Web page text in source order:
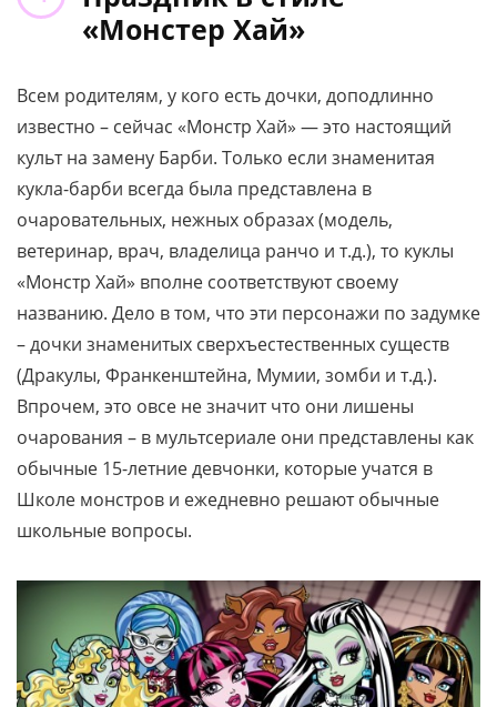
«Монстер Хай»
Всем родителям, у кого есть дочки, доподлинно
известно – сейчас «Монстр Хай» — это настоящий
культ на замену Барби. Только если знаменитая
кукла-барби всегда была представлена в
очаровательных, нежных образах (модель,
ветеринар, врач, владелица ранчо и т.д.), то куклы
«Монстр Хай» вполне соответствуют своему
названию. Дело в том, что эти персонажи по задумке
– дочки знаменитых сверхъестественных существ
(Дракулы, Франкенштейна, Мумии, зомби и т.д.).
Впрочем, это овсе не значит что они лишены
очарования – в мультсериале они представлены как
обычные 15-летние девчонки, которые учатся в
Школе монстров и ежедневно решают обычные
школьные вопросы.